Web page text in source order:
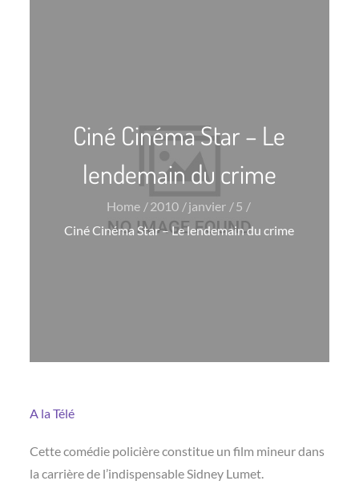
Ciné Cinéma Star – Le
lendemain du crime
Home 2010 janvier
5
Ciné Cinéma Star – Le lendemain du crime
A la Télé
Cette comédie policière constitue un film mineur dans
la carrière de l’indispensable Sidney Lumet.